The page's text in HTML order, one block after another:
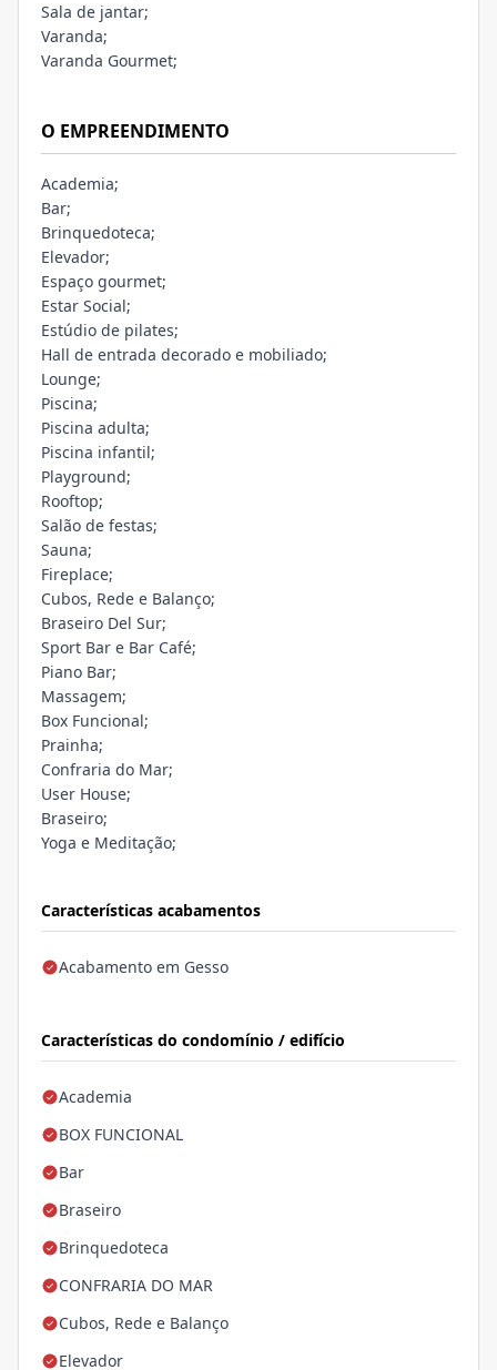
Características acabamentos
Acabamento em Gesso
Características do condomínio / edifício
Academia
BOX FUNCIONAL
Bar
Braseiro
Brinquedoteca
CONFRARIA DO MAR
Cubos, Rede e Balanço
Elevador
Sala de jantar;
Varanda;
Varanda Gourmet;
O EMPREENDIMENTO
Academia;
Bar;
Brinquedoteca;
Elevador;
Espaço gourmet;
Estar Social;
Estúdio de pilates;
Hall de entrada decorado e mobiliado;
Lounge;
Piscina;
Piscina adulta;
Piscina infantil;
Playground;
Rooftop;
Salão de festas;
Sauna;
Fireplace;
Cubos, Rede e Balanço;
Braseiro Del Sur;
Sport Bar e Bar Café;
Piano Bar;
Massagem;
Box Funcional;
Prainha;
Confraria do Mar;
User House;
Braseiro;
Yoga e Meditação;